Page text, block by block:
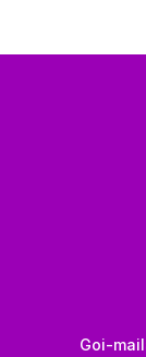
Goi-